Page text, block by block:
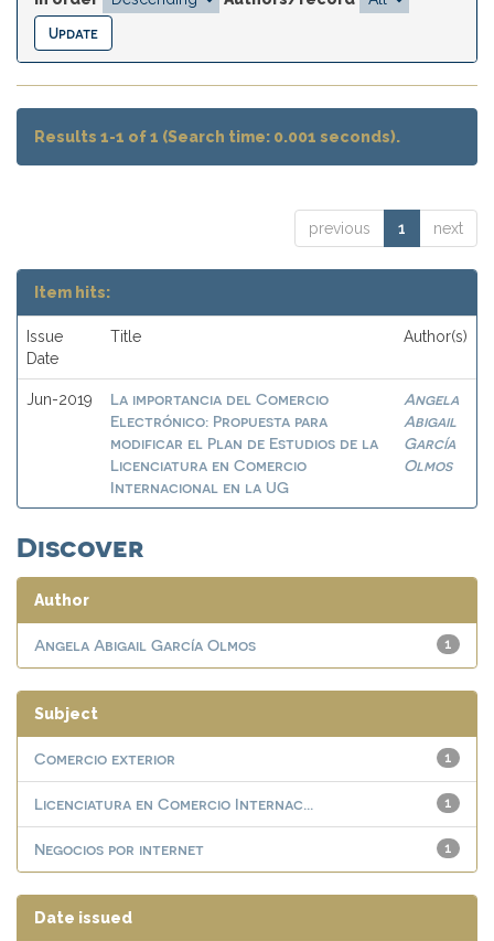
Results 1-1 of 1 (Search time: 0.001 seconds).
previous 1 next
Item hits:
Issue
Date
Title Author(s)
Jun-2019
La importancia del Comercio
Electrónico: Propuesta para
modificar el Plan de Estudios de la
Licenciatura en Comercio
Internacional en la UG
Angela
Abigail
García
Olmos
Discover
Author
1
Angela Abigail García Olmos
Subject
1
Comercio exterior
1
Licenciatura en Comercio Internac...
1
Negocios por internet
Date issued